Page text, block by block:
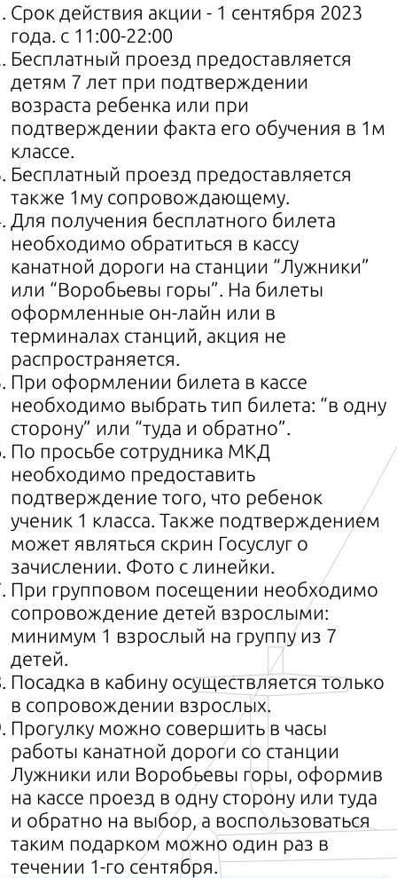
Срок действия акции - 1 сентября 2023
года. с 11:00-22:00
Бесплатный проезд предоставляется
детям 7 лет при подтверждении
возраста ребенка или при
подтверждении факта его обучения в 1м
классе.
Бесплатный проезд предоставляется
также 1му сопровождающему.
Для получения бесплатного билета
необходимо обратиться в кассу
канатной дороги на станции “Лужники”
или “Воробьевы горы”. На билеты
оформленные он-лайн или в
терминалах станций, акция не
распространяется.
При оформлении билета в кассе
необходимо выбрать тип билета: “в одну
сторону” или “туда и обратно”.
По просьбе сотрудника МКД
необходимо предоставить
подтверждение того, что ребенок
ученик 1 класса. Также подтверждением
может являться скрин Госуслуг о
зачислении. Фото с линейки.
При групповом посещении необходимо
сопровождение детей взрослыми:
минимум 1 взрослый на группу из 7
детей.
Посадка в кабину осуществляется только
в сопровождении взрослых.
Прогулку можно совершить в часы
работы канатной дороги со станции
Лужники или Воробьевы горы, оформив
на кассе проезд в одну сторону или туда
и обратно на выбор, а воспользоваться
таким подарком можно один раз в
течении 1-го сентября.